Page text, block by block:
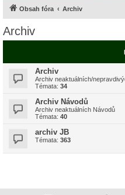
Obsah fóra Archiv
Archiv
Archiv
Archiv neaktuálních/
Témata: 34
Archiv Návodů
Archiv neaktuálních Návodů
Témata: 40
archiv JB
Témata: 363